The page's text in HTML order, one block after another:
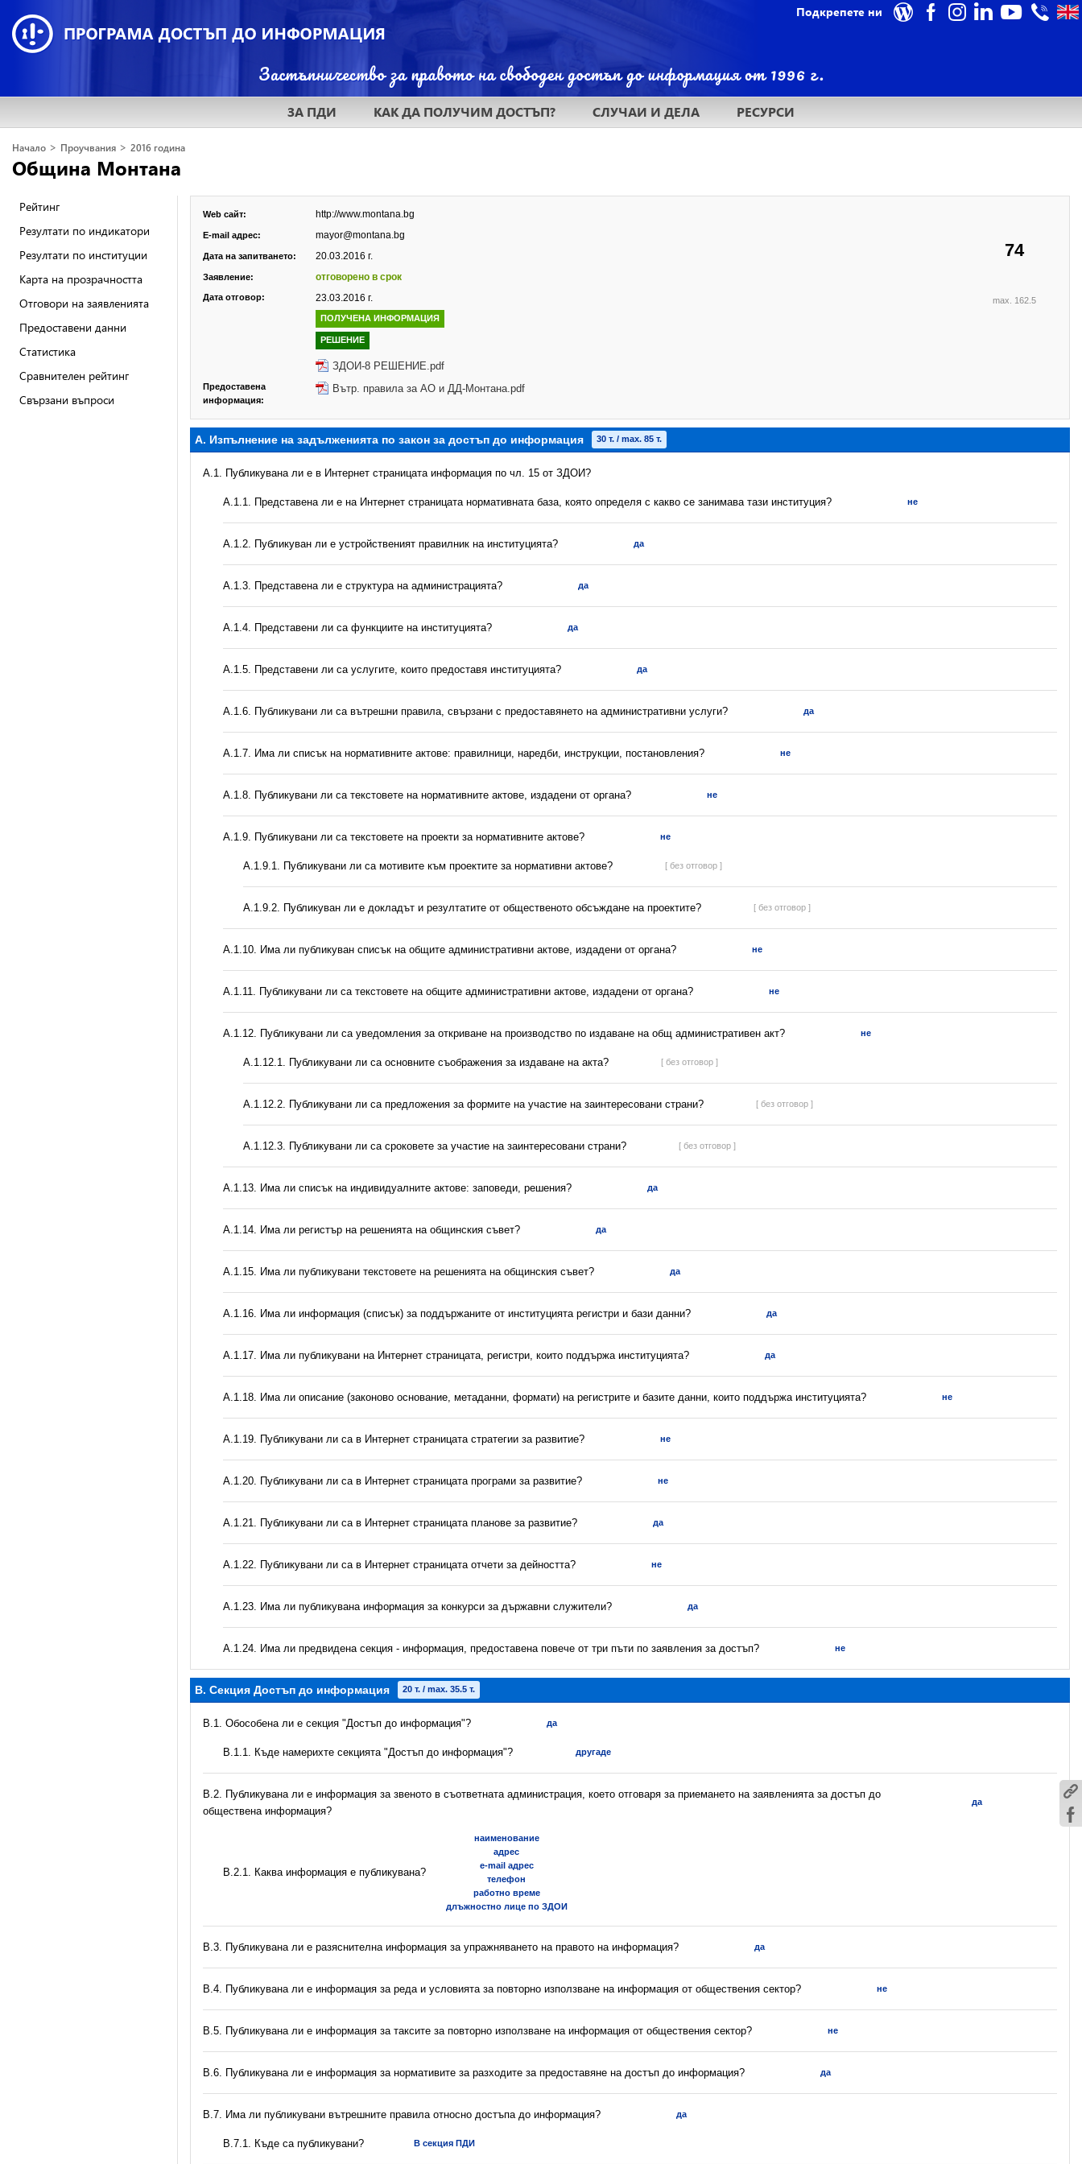
Подкрепете ни
ЗА ПДИ КАК ДА ПОЛУЧИМ ДОСТЪП? СЛУЧАИ И ДЕЛА РЕСУРСИ
Начало > Проучвания > 2016 година
Община Монтана
Рейтинг
Резултати по индикатори
Резултати по институции
Карта на прозрачността
Отговори на заявленията
Предоставени данни
Статистика
Сравнителен рейтинг
Свързани въпроси
74
max. 162.5
Web сайт: http://www.montana.bg
E-mail адрес: mayor@montana.bg
Дата на запитването: 20.03.2016 г.
Заявление: отговорено в срок
Дата отговор: 23.03.2016 г.
ПОЛУЧЕНА ИНФОРМАЦИЯ
РЕШЕНИЕ
ЗДОИ-8 РЕШЕНИЕ.pdf
Предоставена
информация:
Вътр. правила за АО и ДД-Монтана.pdf
А. Изпълнение на задълженията по закон за достъп до информация 30 т. / max. 85 т.
A.1. Публикувана ли е в Интернет страницата информация по чл. 15 от ЗДОИ?
A.1.1. Представена ли е на Интернет страницата нормативната база, която определя с какво се занимава тази институция? не
A.1.2. Публикуван ли е устройственият правилник на институцията? да
A.1.3. Представена ли е структура на администрацията? да
А.1.4. Представени ли са функциите на институцията? да
А.1.5. Представени ли са услугите, които предоставя институцията? да
А.1.6. Публикувани ли са вътрешни правила, свързани с предоставянето на административни услуги? да
А.1.7. Има ли списък на нормативните актове: правилници, наредби, инструкции, постановления? не
А.1.8. Публикувани ли са текстовете на нормативните актове, издадени от органа? не
А.1.9. Публикувани ли са текстовете на проекти за нормативните актове? не
А.1.9.1. Публикувани ли са мотивите към проектите за нормативни актове? [ без отговор ]
А.1.9.2. Публикуван ли е докладът и резултатите от общественото обсъждане на проектите? [ без отговор ]
А.1.10. Има ли публикуван списък на общите административни актове, издадени от органа? не
А.1.11. Публикувани ли са текстовете на общите административни актове, издадени от органа? не
А.1.12. Публикувани ли са уведомления за откриване на производство по издаване на общ административен акт? не
А.1.12.1. Публикувани ли са основните съображения за издаване на акта? [ без отговор ]
А.1.12.2. Публикувани ли са предложения за формите на участие на заинтересовани страни? [ без отговор ]
А.1.12.3. Публикувани ли са сроковете за участие на заинтересовани страни? [ без отговор ]
А.1.13. Има ли списък на индивидуалните актове: заповеди, решения? да
А.1.14. Има ли регистър на решенията на общинския съвет? да
А.1.15. Има ли публикувани текстовете на решенията на общинския съвет? да
А.1.16. Има ли информация (списък) за поддържаните от институцията регистри и бази данни? да
А.1.17. Има ли публикувани на Интернет страницата, регистри, които поддържа институцията? да
А.1.18. Има ли описание (законово основание, метаданни, формати) на регистрите и базите данни, които поддържа институцията? не
А.1.19. Публикувани ли са в Интернет страницата стратегии за развитие? не
А.1.20. Публикувани ли са в Интернет страницата програми за развитие? не
А.1.21. Публикувани ли са в Интернет страницата планове за развитие? да
А.1.22. Публикувани ли са в Интернет страницата отчети за дейността? не
А.1.23. Има ли публикувана информация за конкурси за държавни служители? да
А.1.24. Има ли предвидена секция - информация, предоставена повече от три пъти по заявления за достъп? не
B. Секция Достъп до информация 20 т. / max. 35.5 т.
В.1. Обособена ли е секция "Достъп до информация"? да
В.1.1. Къде намерихте секцията "Достъп до информация"? другаде
В.2. Публикувана ли е информация за звеното в съответната администрация, което отговаря за приемането на заявленията за достъп до
обществена информация?
да
B.2.1. Каква информация е публикувана?
наименование
адрес
e-mail адрес
телефон
работно време
длъжностно лице по ЗДОИ
В.3. Публикувана ли е разяснителна информация за упражняването на правото на информация? да
В.4. Публикувана ли е информация за реда и условията за повторно използване на информация от обществения сектор? не
В.5. Публикувана ли е информация за таксите за повторно използване на информация от обществения сектор? не
В.6. Публикувана ли е информация за нормативите за разходите за предоставяне на достъп до информация? да
В.7. Има ли публикувани вътрешните правила относно достъпа до информация? да
В.7.1. Къде са публикувани? В секция ПДИ